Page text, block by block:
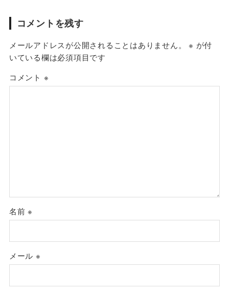
コメントを残す
メールアドレスが公開されることはありません。 ※ が付
いている欄は必須項目です
コメント ※
名前※
メール ※